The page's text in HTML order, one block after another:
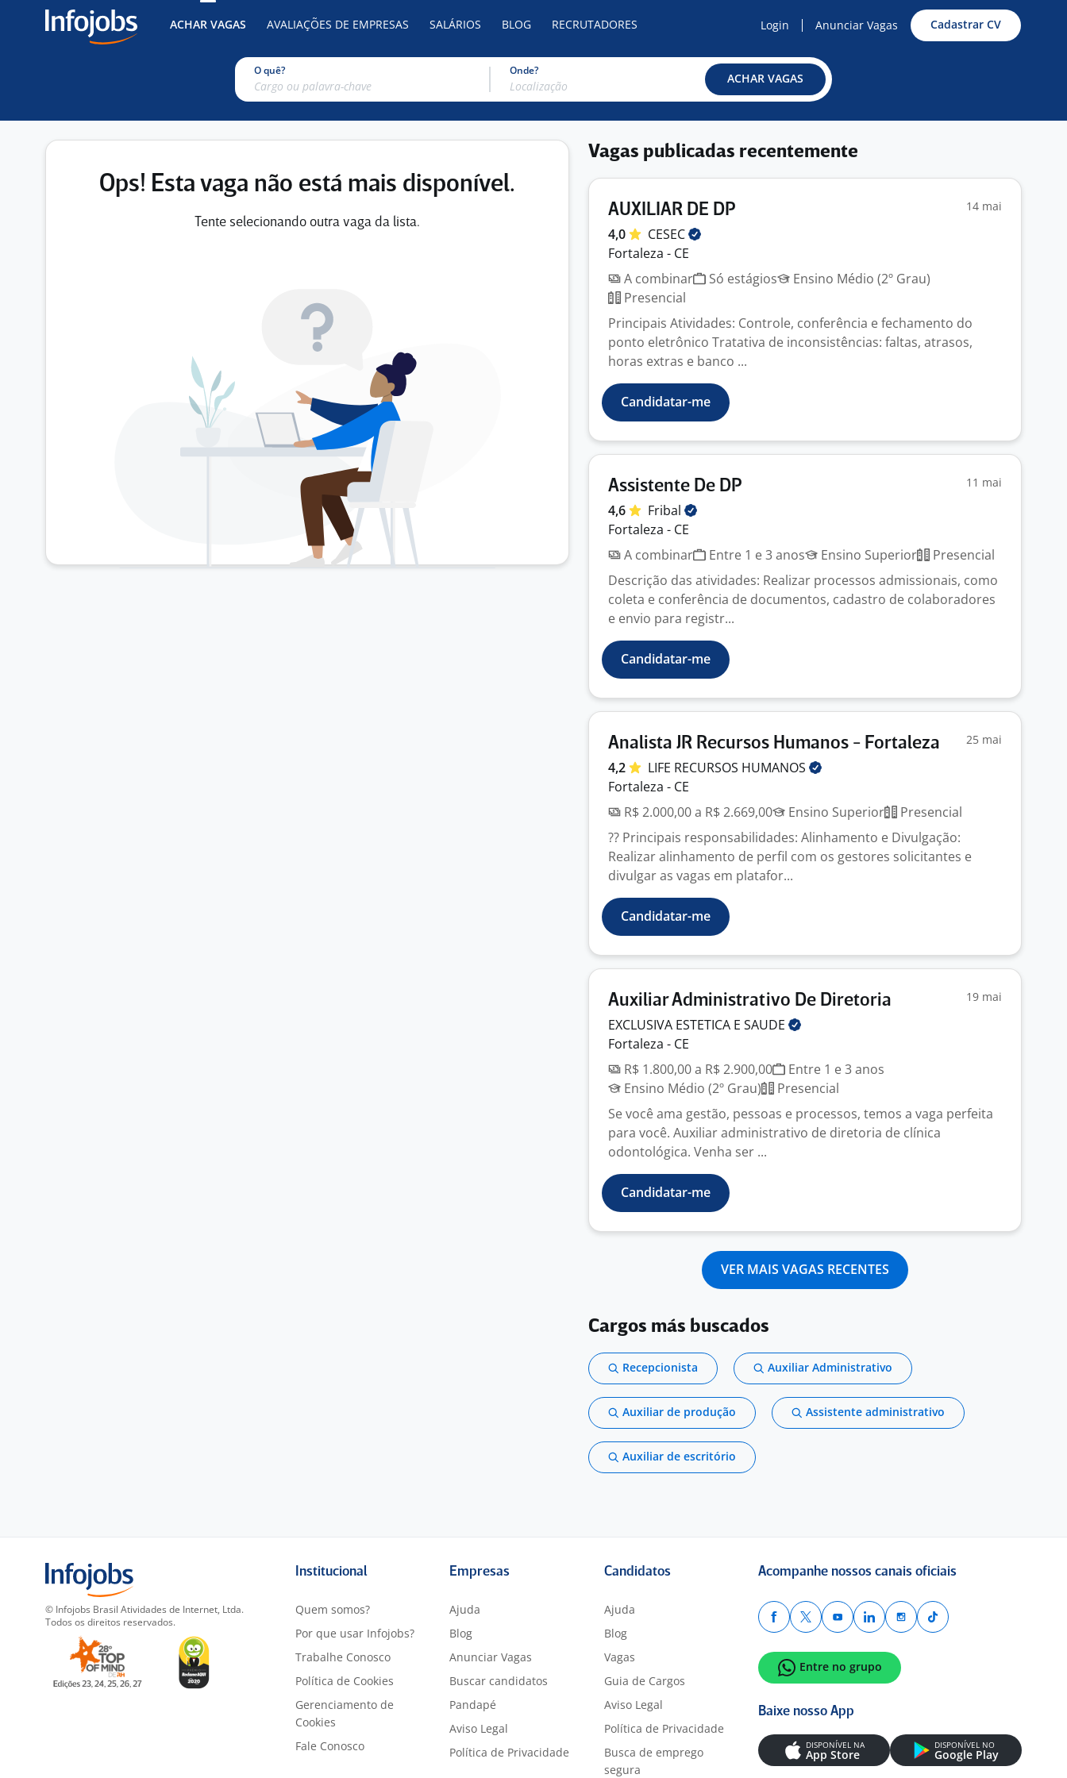
ACHAR VAGAS AVALIAÇÕES DE EMPRESAS SALÁRIOS BLOG RECRUTADORES Login Anunciar Vagas Cadastrar CV
O quê? Onde?
ACHAR VAGAS
Ops! Esta vaga não está mais disponível.
Tente selecionando outra vaga da lista.
Vagas publicadas recentemente
AUXILIAR DE DP 14 mai
4,0
CESEC
Fortaleza - CE
A combinar
Só estágios
Ensino Médio (2º Grau)
Presencial
Principais Atividades: Controle, conferência e fechamento do
ponto eletrônico Tratativa de inconsistências: faltas, atrasos,
horas extras e banco ...
Candidatar-me
Assistente De DP 11 mai
4,6
Fribal
Fortaleza - CE
A combinar
Entre 1 e 3 anos Ensino Superior
Presencial
Descrição das atividades: Realizar processos admissionais, como
coleta e conferência de documentos, cadastro de colaboradores
e envio para registr...
Candidatar-me
Analista JR Recursos Humanos - Fortaleza 25 mai
4,2 LIFE RECURSOS HUMANOS
Fortaleza - CE
R$ 2.000,00 a R$ 2.669,00
Ensino Superior
Presencial
?? Principais responsabilidades: Alinhamento e Divulgação:
Realizar alinhamento de perfil com os gestores solicitantes e
divulgar as vagas em platafor...
Candidatar-me
Auxiliar Administrativo De Diretoria 19 mai
EXCLUSIVA ESTETICA E SAUDE
Fortaleza - CE
R$ 1.800,00 a R$ 2.900,00
Entre 1 e 3 anos
Ensino Médio (2º Grau)
Presencial
Se você ama gestão, pessoas e processos, temos a vaga perfeita
para você. Auxiliar administrativo de diretoria de clínica
odontológica. Venha ser ...
Candidatar-me
VER MAIS VAGAS RECENTES
Cargos más buscados
Recepcionista Auxiliar Administrativo
Auxiliar de produção Assistente administrativo
Auxiliar de escritório
© Infojobs Brasil Atividades de Internet, Ltda.
Todos os direitos reservados.
Institucional
Quem somos?
Por que usar Infojobs?
Trabalhe Conosco
Política de Cookies
Gerenciamento de
Cookies
Fale Conosco
Empresas
Ajuda
Blog
Anunciar Vagas
Buscar candidatos
Pandapé
Aviso Legal
Política de Privacidade
Candidatos
Ajuda
Blog
Vagas
Guia de Cargos
Aviso Legal
Política de Privacidade
Busca de emprego
segura
Acompanhe nossos canais oficiais
Entre no grupo
Baixe nosso App
DISPONÍVEL NA
App Store
DISPONÍVEL NO
Google Play